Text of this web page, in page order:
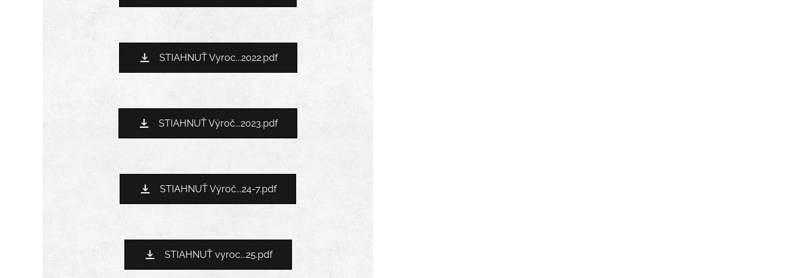
STIAHNUŤ Vyroc...2022.pdf
STIAHNUŤ Výroč...2023.pdf
STIAHNUŤ Výroč...24-7.pdf
STIAHNUŤ vyroc...25.pdf